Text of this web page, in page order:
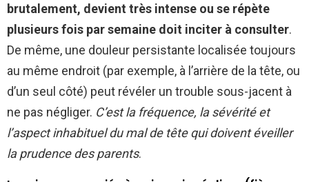
brutalement, devient très intense ou se répète
plusieurs fois par semaine doit inciter à consulter.
De même, une douleur persistante localisée toujours
au même endroit (par exemple, à l’arrière de la tête, ou
d’un seul côté) peut révéler un trouble sous-jacent à
ne pas négliger. C’est la fréquence, la sévérité et
l’aspect inhabituel du mal de tête qui doivent éveiller
la prudence des parents.